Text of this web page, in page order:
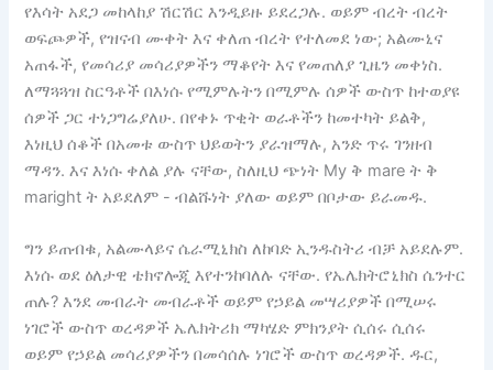
የእሳት አደጋ መከላከያ ሽርሽር እንዲይዙ ይደረጋሉ. ወይም ብረት ብረት
ወፍጮዎች, የዝናብ ሙቀት እና ቀለጠ ብረት የተለመደ ነው; አልሙኒና
አጠፋች, የመሳሪያ መሳሪያዎችን ማቆየት እና የመጠለያ ጊዜን መቀነስ.
ለማጓጓዝ ስርዓቶች በእነሱ የሚምሉትን በሚምሉ ሰዎች ውስጥ ከተወያዩ
ሰዎች ጋር ተነጋግሬያለሁ. በየቀኑ ጥቂት ወራቶችን ከመተካት ይልቅ,
እነዚህ ሰቆች በአመቱ ውስጥ ህይወትን ያራዝማሉ, አንድ ጥሩ ገንዘብ
ማዳን. እና እነሱ ቀለል ያሉ ናቸው, ስለዚህ ጭነት My ቅ mare ት ቅ
maright ት አይደለም - ብልሹነት ያለው ወይም በቦታው ይራመዱ.
ግን ይጠብቁ, አልሙላይና ሴራሚኒክስ ለከባድ ኢንዱስትሪ ብቻ አይደሉም.
እነሱ ወደ ዕለታዊ ቴክኖሎጂ እየተንከባለሉ ናቸው. የኤሌክትሮኒክስ ሴንተር
ጠሉ? እንደ መብራት መብራቶች ወይም የኃይል መሣሪያዎች በሚሠሩ
ነገሮች ውስጥ ወረዳዎች ኤሌክትሪክ ማካሄድ ምክንያት ሲሰሩ ሲሰሩ
ወይም የኃይል መሳሪያዎችን በመሳሰሉ ነገሮች ውስጥ ወረዳዎች. ዱር,